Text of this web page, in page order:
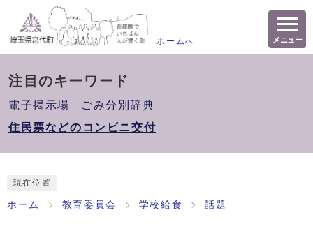
ホームへ メニュー
注目のキーワード
電子掲示場
ごみ分別辞典
住民票などのコンビニ交付
現在位置
ホーム 教育委員会 学校給食 話題